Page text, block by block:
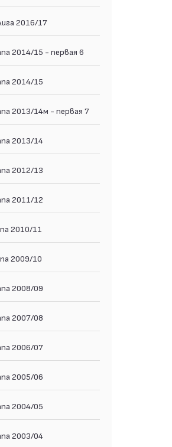
2016/17
2014/15 - первая 6
2014/15
2013/14м - первая 7
2013/14
2012/13
2011/12
2010/11
2009/10
2008/09
2007/08
2006/07
2005/06
2004/05
2003/04